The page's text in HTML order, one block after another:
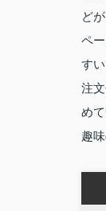
ど
ペ
すい
注
め
趣